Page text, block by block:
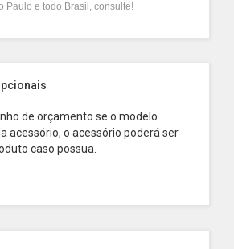
Paulo e todo Brasil, consulte!
de orçamento se o modelo
acessório, o acessório poderá ser
caso possua.